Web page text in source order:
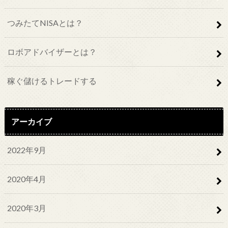
つみたてNISAとは？
ロボアドバイザーとは？
稼ぐ儲けるトレードする
アーカイブ
2022年9月
2020年4月
2020年3月